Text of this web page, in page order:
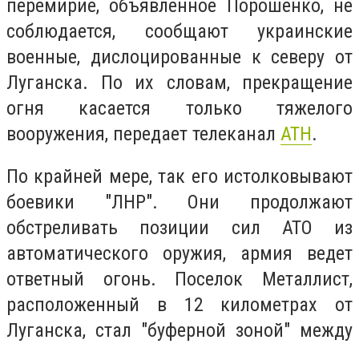
перемирие, объявленное Порошенко, не
соблюдается, сообщают украинские
военные, дислоцированные к северу от
Луганска. По их словам, прекращение
огня касается только тяжелого
вооружения, передает телеканал АТН.
По крайней мере, так его истолковывают
боевики "ЛНР". Они продолжают
обстреливать позиции сил АТО из
автоматического оружия, армия ведет
ответный огонь. Поселок Металлист,
расположенный в 12 километрах от
Луганска, стал "буферной зоной" между